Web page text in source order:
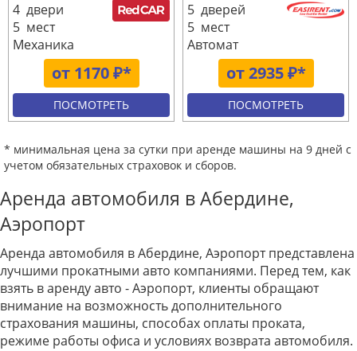
от 1170 ₽*
4 двери
5 мест
Механика
ПОСМОТРЕТЬ
от 2935 ₽*
5 дверей
5 мест
Автомат
ПОСМОТРЕТЬ
* минимальная цена за сутки при аренде машины на 9 дней с
учетом обязательных страховок и сборов.
Аренда автомобиля в Абердине,
Аэропорт
Аренда автомобиля в Абердине, Аэропорт представлена
лучшими прокатными авто компаниями. Перед тем, как
взять в аренду авто - Аэропорт, клиенты обращают
внимание на возможность дополнительного
страхования машины, способах оплаты проката,
режиме работы офиса и условиях возврата автомобиля.